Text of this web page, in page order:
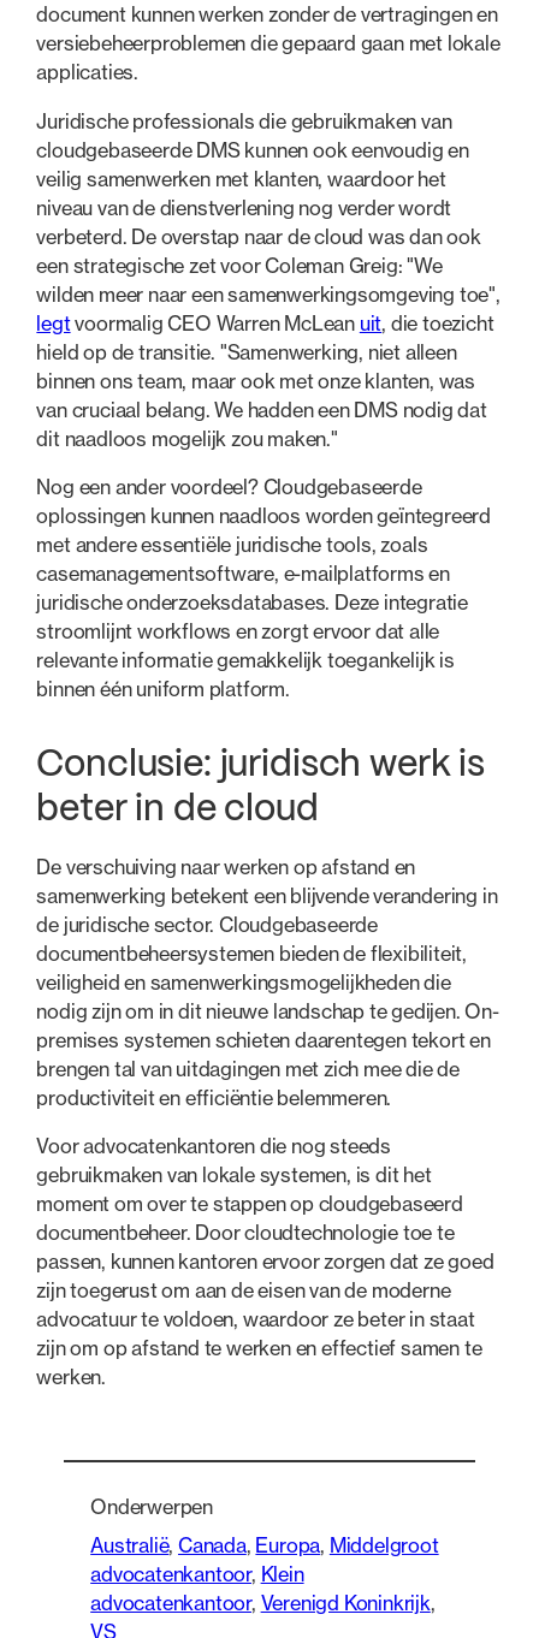
document kunnen werken zonder de vertragingen en
versiebeheerproblemen die gepaard gaan met lokale
applicaties.
Juridische professionals die gebruikmaken van
cloudgebaseerde DMS kunnen ook eenvoudig en
veilig samenwerken met klanten, waardoor het
niveau van de dienstverlening nog verder wordt
verbeterd. De overstap naar de cloud was dan ook
een strategische zet voor Coleman Greig: "We
wilden meer naar een samenwerkingsomgeving toe",
legtvoormalig CEO Warren McLean uit, die toezicht
hield op de transitie. "Samenwerking, niet alleen
binnen ons team, maar ook met onze klanten, was
van cruciaal belang. We hadden een DMS nodig dat
dit naadloos mogelijk zou maken."
Nog een ander voordeel? Cloudgebaseerde
oplossingen kunnen naadloos worden geïntegreerd
met andere essentiële juridische tools, zoals
casemanagementsoftware, e-mailplatforms en
juridische onderzoeksdatabases. Deze integratie
stroomlijnt workflows en zorgt ervoor dat alle
relevante informatie gemakkelijk toegankelijk is
binnen één uniform platform.
Conclusie: juridisch werk is
beter in de cloud
De verschuiving naar werken op afstand en
samenwerking betekent een blijvende verandering in
de juridische sector. Cloudgebaseerde
documentbeheersystemen bieden de flexibiliteit,
veiligheid en samenwerkingsmogelijkheden die
nodig zijn om in dit nieuwe landschap te gedijen. On-
premises systemen schieten daarentegen tekort en
brengen tal van uitdagingen met zich mee die de
productiviteit en efficiëntie belemmeren.
Voor advocatenkantoren die nog steeds
gebruikmaken van lokale systemen, is dit het
moment om over te stappen op cloudgebaseerd
documentbeheer. Door cloudtechnologie toe te
passen, kunnen kantoren ervoor zorgen dat ze goed
zijn toegerust om aan de eisen van de moderne
advocatuur te voldoen, waardoor ze beter in staat
zijn om op afstand te werken en effectief samen te
werken.
Onderwerpen
Australië, Canada, Europa, Middelgroot
advocatenkantoor, Klein
advocatenkantoor, Verenigd Koninkrijk
VS